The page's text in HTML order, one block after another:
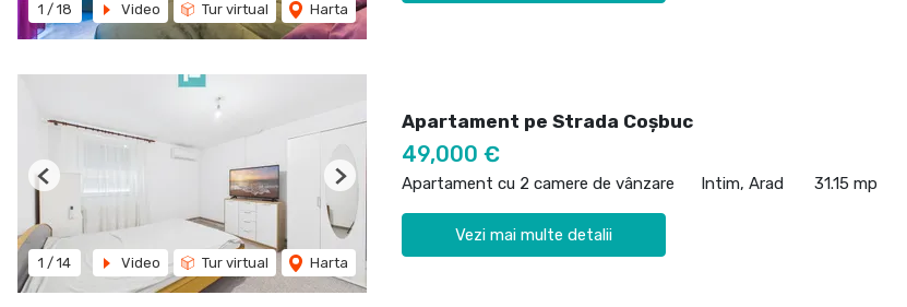
1 / 18 Video Tur virtual Harta
1 / 14 Video Tur virtual Harta
Previous Next
Apartament pe Strada Coșbuc
49,000 €
Apartament cu 2 camere de vânzare Intim, Arad 31.15 mp
Vezi mai multe detalii